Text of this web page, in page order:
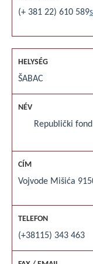
(+ 381 22) 610 589
ŠABAC
Republički
Vojvode Mišića 9
(+38115) 343 463